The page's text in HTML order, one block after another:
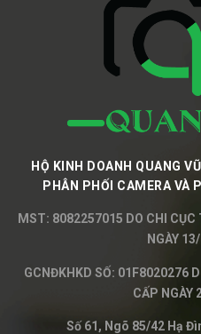
HỘ KINH DOANH QUANG
PHÂN PHỐI CAMERA VÀ
MST: 8082257015 DO CHI CỤC
NGÀY
GCNĐKHKD SỐ: 01F8020276
CẤP NGÀY
Số 61, Ngõ 85/42 Hạ